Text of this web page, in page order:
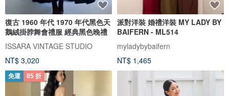
復古 1960 年代 1970 年代黑色天
鵝絨掛脖舞會禮服 經典黑色晚禮
ISSARA VINTAGE STUDIO
NT$ 3,020
派對洋裝 婚禮洋裝 MY LADY BY
BAIFERN - ML514
myladybybaifern
NT$ 1,465
免運 85 折